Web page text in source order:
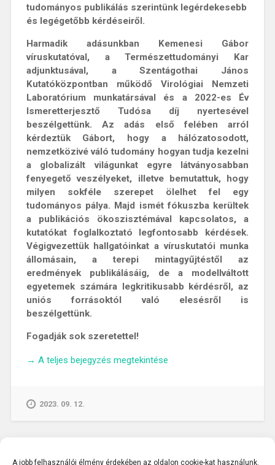
A jobb felhasználói élmény érdekében az oldalon cookie-kat használunk.
tudományos publikálás szerintünk legérdekesebb
és legégetőbb kérdéseiről.
Harmadik adásunkban Kemenesi Gábor
víruskutatóval, a Természettudományi Kar
adjunktusával, a Szentágothai János
Kutatóközpontban működő Virológiai Nemzeti
Laboratórium munkatársával és a 2022-es Év
Ismeretterjesztő Tudósa díj nyertesével
beszélgettünk. Az adás első felében arról
kérdeztük Gábort, hogy a hálózatosodott,
nemzetközivé váló tudomány hogyan tudja kezelni
a globalizált világunkat egyre látványosabban
fenyegető veszélyeket, illetve bemutattuk, hogy
milyen sokféle szerepet ölelhet fel egy
tudományos pálya. Majd ismét fókuszba kerültek
a publikációs ökoszisztémával kapcsolatos, a
kutatókat foglalkoztató legfontosabb kérdések.
Végigvezettük hallgatóinkat a víruskutatói munka
állomásain, a terepi mintagyűjtéstől az
eredmények publikálásáig, de a modellváltott
egyetemek számára legkritikusabb kérdésről, az
uniós forrásoktól való elesésről is
beszélgettünk.
Fogadják sok szeretettel!
„KAPOCS
PODCAST
→ A teljes bejegyzés megtekintése
2023. 09. 12.